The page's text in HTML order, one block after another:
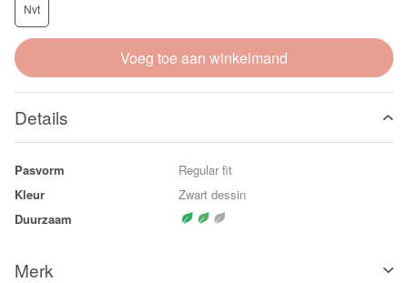
Nvt
Voeg toe aan winkelmand
Details
Pasvorm
Regular fit
Kleur
Zwart dessin
Duurzaam
Merk